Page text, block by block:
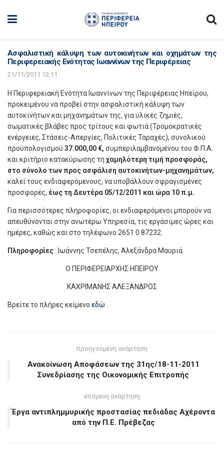
Ασφαλιστική κάλυψη των αυτοκινήτων και οχημάτων της
Περιφερειακής Ενότητας Ιωαννίνων της Περιφέρειας
21/11/2011 12:11
Η Περιφερειακή Ενότητα Ιωαννίνων της Περιφέρειας Ηπείρου,
προκειμένου να προβεί στην ασφαλιστική κάλυψη των
αυτοκινήτων και μηχανημάτων της, για υλικές ζημιές,
σωματικές βλάβες προς τρίτους και φωτιά (Τρομοκρατικές
ενέργειες, Στάσεις-Απεργίες, Πολιτικές Ταραχές), συνολικού
προϋπολογισμού 37.000,00 €, συμπεριλαμβανομένου του Φ.Π.Α.
και κριτήριο κατακύρωσης τηχαμηλότερη τιμή προσφοράς,
στο σύνολο των προς ασφάλιση αυτοκινήτων-μηχανημάτων,
καλεί τους ενδιαφερόμενους, να υποβάλλουν σφραγισμένες
προσφορές, έως τη Δευτέρα 05/12/2011 και ώρα 10 π.μ.
Για περισσότερες πληροφορίες, οι ενδιαφερόμενοι μπορούν να
απευθύνονται στην ανωτέρω Υπηρεσία, τις εργάσιμες ώρες και
ημέρες, καθώς και στο τηλέφωνο 2651 0 87232.
Πληροφορίες : Ιωάννης Τσεπέλης, Αλεξάνδρα Μαυριά.
Ο ΠΕΡΙΦΕΡΕΙΑΡΧΗΣ ΗΠΕΙΡΟΥ
ΚΑΧΡΙΜΑΝΗΣ ΑΛΕΞΑΝΔΡΟΣ
Βρείτε το πλήρες κείμενο εδώ
προηγούμενη ανάρτηση
Ανακοίνωση Αποφάσεων της 31ης/18-11-2011
Συνεδρίασης της Οικονομικής Επιτροπής
επόμενη ανάρτηση
Έργα αντιπλημμυρικής προστασίας πεδιάδας Αχέροντα
από την Π.Ε. Πρέβεζας